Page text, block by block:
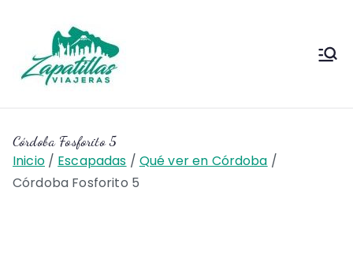
contenido
Viajeras
Córdoba Fosforito 5
Inicio Escapadas
Qué ver en Córdoba
Córdoba Fosforito 5